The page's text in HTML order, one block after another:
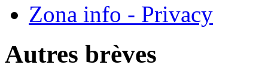
Zona info - Privacy
Autres brèves